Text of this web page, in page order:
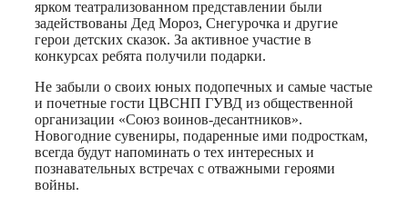
ярком театрализованном представлении были
задействованы Дед Мороз, Снегурочка и другие
герои детских сказок. За активное участие в
конкурсах ребята получили подарки.
Не забыли о своих юных подопечных и самые частые
и почетные гости ЦВСНП ГУВД из общественной
организации «Союз воинов-десантников».
Новогодние сувениры, подаренные ими подросткам,
всегда будут напоминать о тех интересных и
познавательных встречах с отважными героями
войны.